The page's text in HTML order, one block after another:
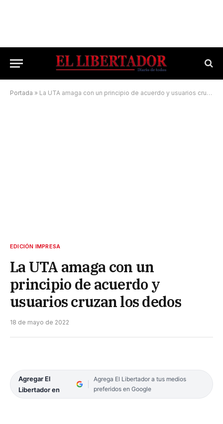
Portada » La UTA amaga con un principio de acuerdo y usuarios cruzan los dedos
EDICIÓN IMPRESA
La UTA amaga con un
principio de acuerdo y
usuarios cruzan los dedos
18 de mayo de 2022
Agregar El
Libertador en
Agrega El Libertador a tus medios
preferidos en Google